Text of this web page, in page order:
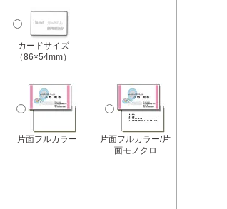
カードサイズ
（86×54mm）
片面フルカラー
片面フルカラー/片
面モノクロ